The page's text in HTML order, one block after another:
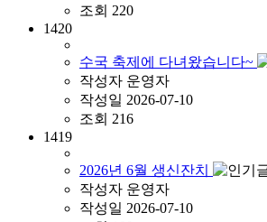
조회 220
1420
수국 축제에 다녀왔습니다~
작성자 운영자
작성일 2026-07-10
조회 216
1419
2026년 6월 생신잔치
작성자 운영자
작성일 2026-07-10